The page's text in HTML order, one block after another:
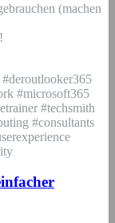
(machen
!
#microsoft365
#techsmith
#consultants